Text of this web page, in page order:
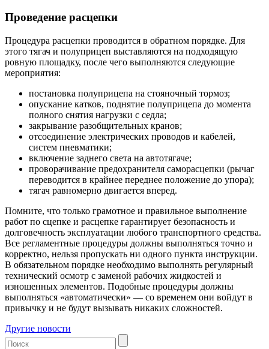
Проведение расцепки
Процедура расцепки проводится в обратном порядке. Для
этого тягач и полуприцеп выставляются на подходящую
ровную площадку, после чего выполняются следующие
мероприятия:
постановка полуприцепа на стояночный тормоз;
опускание катков, поднятие полуприцепа до момента
полного снятия нагрузки с седла;
закрывание разобщительных кранов;
отсоединение электрических проводов и кабелей,
систем пневматики;
включение заднего света на автотягаче;
проворачивание предохранителя саморасцепки (рычаг
переводится в крайнее переднее положение до упора);
тягач равномерно двигается вперед.
Помните, что только грамотное и правильное выполнение
работ по сцепке и расцепке гарантирует безопасность и
долговечность эксплуатации любого транспортного средства.
Все регламентные процедуры должны выполняться точно и
корректно, нельзя пропускать ни одного пункта инструкции.
В обязательном порядке необходимо выполнять регулярный
технический осмотр с заменой рабочих жидкостей и
изношенных элементов. Подобные процедуры должны
выполняться «автоматически» — со временем они войдут в
привычку и не будут вызывать никаких сложностей.
Другие новости